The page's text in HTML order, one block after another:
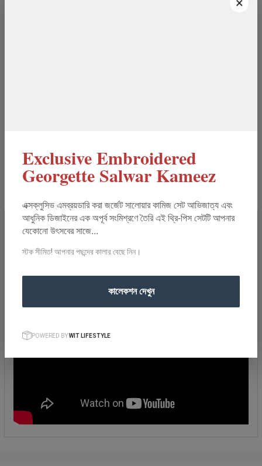
recommended)।
ভিডিও
Exclusive Embroidered
Georgette Salwar Kameez
এক্সক্লুসিভ এমব্রয়ডারি করা জর্জেট সালোয়ার কামিজ সেট আভিজাত্য এবং
আধুনিক ডিজাইনের এক অপূর্ব সংমিশ্রণে তৈরি এই থ্রি-পিস সেটটি আপনার
যেকোনো উৎসবের সাজে...
স্টক সীমিত! আপনার পছন্দের কালার বেছে নিন।
কালেকশন দেখুন
POWERED BYWIT LIFESTYLE